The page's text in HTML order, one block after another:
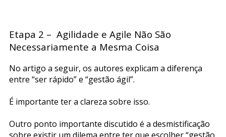
Etapa 2 – Agilidade e Agile Não São
Necessariamente a Mesma Coisa
No artigo a seguir, os autores explicam a diferença
entre “ser rápido” e “gestão ágil”.
É importante ter a clareza sobre isso.
Outro ponto importante discutido é a desmistificação